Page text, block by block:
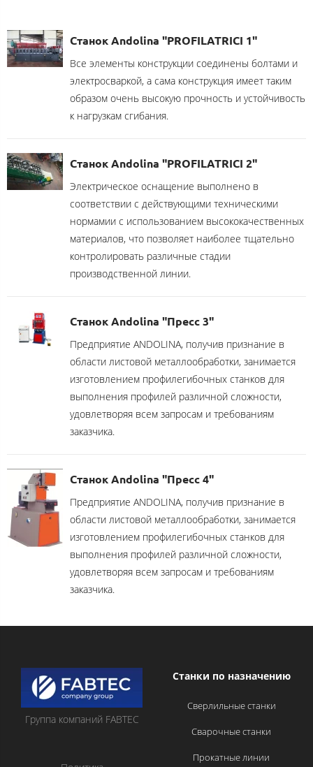
Станок Andolina "PROFILATRICI 1"
Все элементы конструкции соединены болтами и
электросваркой, а сама конструкция имеет таким
образом очень высокую прочность и устойчивость
к нагрузкам сгибания.
Станок Andolina "PROFILATRICI 2"
Электрическое оснащение выполнено в
соответствии с действующими техническими
нормамии с использованием высококачественных
материалов, что позволяет наиболее тщательно
контролировать различные стадии
производственной линии.
Станок Andolina "Пресс 3"
Предприятие ANDOLINA, получив признание в
области листовой металлообработки, занимается
изготовлением профилегибочных станков для
выполнения профилей различной сложности,
удовлетворяя всем запросам и требованиям
заказчика.
Станок Andolina "Пресс 4"
Предприятие ANDOLINA, получив признание в
области листовой металлообработки, занимается
изготовлением профилегибочных станков для
выполнения профилей различной сложности,
удовлетворяя всем запросам и требованиям
заказчика.
Группа компаний FABTEC
Станки по назначению
Сверлильные станки
Сварочные станки
Прокатные линии